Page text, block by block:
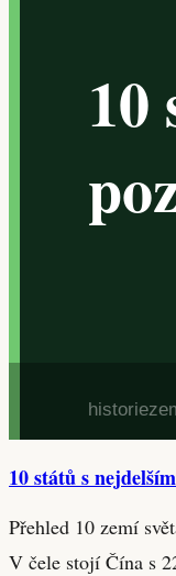
10 států s
Přehled 10 zemí
V čele stojí Čína s